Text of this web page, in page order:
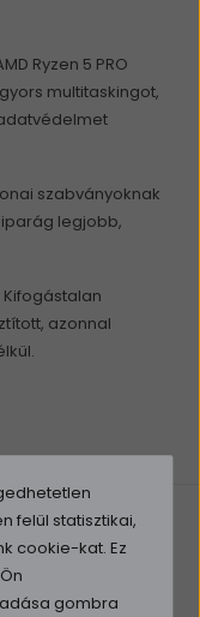
Ryzen 5 PRO
multitaskingot,
szabványoknak
legjobb,
Kifogástalan
azonnal
felül statisztikai,
cookie-kat. Ez
gombra